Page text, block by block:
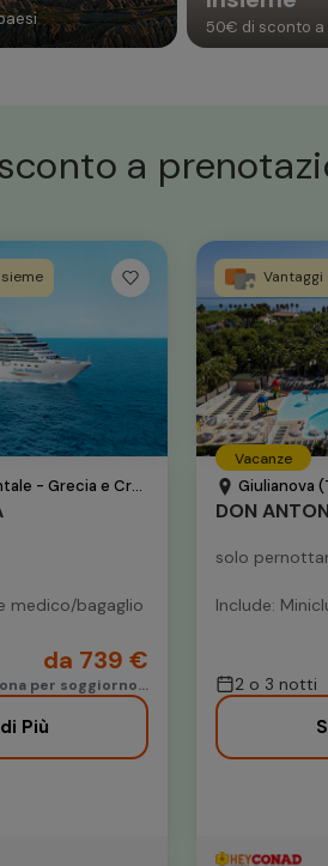
50€ di sconto
a
- Grecia e Croazia
medico/bagaglio
da 739 €
per soggiorno...
Più
Vacanze
Giulianova
solo
Include:
2 o 3 notti